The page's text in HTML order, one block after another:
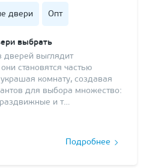
двери Опт
выбрать
выглядит
становятся частью
комнату, создавая
для выбора множество:
и т…
Подробнее